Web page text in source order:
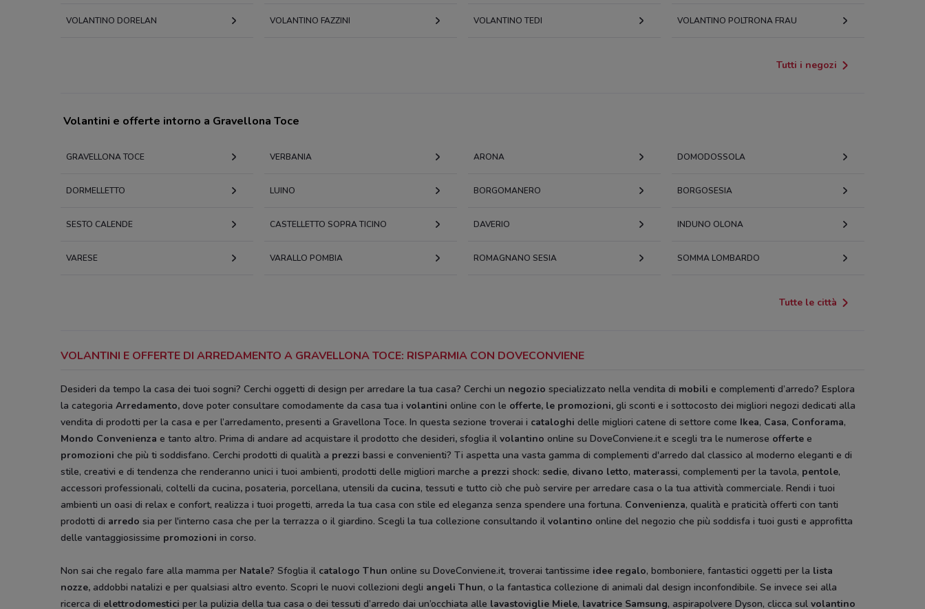
VOLANTINO DORELAN VOLANTINO FAZZINI VOLANTINO TEDI VOLANTINO POLTRONA FRAU
Tutti i negozi
Volantini e offerte intorno a Gravellona Toce
GRAVELLONA TOCE VERBANIA ARONA DOMODOSSOLA
DORMELLETTO LUINO BORGOMANERO BORGOSESIA
SESTO CALENDE CASTELLETTO SOPRA TICINO DAVERIO INDUNO OLONA
VARESE VARALLO POMBIA ROMAGNANO SESIA SOMMA LOMBARDO
Tutte le città
VOLANTINI E OFFERTE DI ARREDAMENTO A GRAVELLONA TOCE: RISPARMIA CON DOVECONVIENE
Desideri da tempo la casa dei tuoi sogni? Cerchi oggetti di design per arredare la tua casa? Cerchi un negozio specializzato nella vendita di mobili e complementi d’arredo? Esplora
la categoria Arredamento, dove poter consultare comodamente da casa tua i volantini online con le offerte, le promozioni, gli sconti e i sottocosto dei migliori negozi dedicati alla
vendita di prodotti per la casa e per l’arredamento, presenti a Gravellona Toce. In questa sezione troverai i cataloghi delle migliori catene di settore come Ikea, Casa, Conforama,
Mondo Convenienza e tanto altro. Prima di andare ad acquistare il prodotto che desideri, sfoglia il volantino online su DoveConviene.it e scegli tra le numerose offerte e
promozioni che più ti soddisfano. Cerchi prodotti di qualità a prezzi bassi e convenienti? Ti aspetta una vasta gamma di complementi d'arredo dal classico al moderno eleganti e di
stile, creativi e di tendenza che renderanno unici i tuoi ambienti, prodotti delle migliori marche a prezzi shock: sedie, divano letto, materassi, complementi per la tavola, pentole,
accessori professionali, coltelli da cucina, posateria, porcellana, utensili da cucina, tessuti e tutto ciò che può servire per arredare casa o la tua attività commerciale. Rendi i tuoi
ambienti un oasi di relax e confort, realizza i tuoi progetti, arreda la tua casa con stile ed eleganza senza spendere una fortuna. Convenienza, qualità e praticità offerti con tanti
prodotti di arredo sia per l'interno casa che per la terrazza o il giardino. Scegli la tua collezione consultando il volantino online del negozio che più soddisfa i tuoi gusti e approfitta
delle vantaggiosissime promozioni in corso.
Non sai che regalo fare alla mamma per Natale? Sfoglia il catalogo Thun online su DoveConviene.it, troverai tantissime idee regalo, bomboniere, fantastici oggetti per la lista
nozze, addobbi natalizi e per qualsiasi altro evento. Scopri le nuovi collezioni degli angeli Thun, o la fantastica collezione di animali dal design inconfondibile. Se invece sei alla
ricerca di elettrodomestici per la pulizia della tua casa o dei tessuti d’arredo dai un’occhiata alle lavastoviglie Miele, lavatrice Samsung, aspirapolvere Dyson, clicca sul volantino